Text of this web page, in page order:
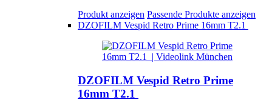
Produkt anzeigen Passende Produkte anzeigen
DZOFILM Vespid Retro Prime 16mm T2.1
DZOFILM Vespid Retro Prime
16mm T2.1